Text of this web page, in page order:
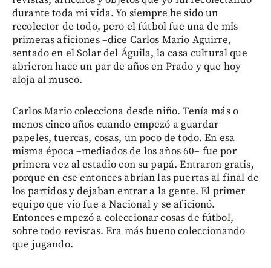
durante toda mi vida. Yo siempre he sido un
recolector de todo, pero el fútbol fue una de mis
primeras aficiones –dice Carlos Mario Aguirre,
sentado en el Solar del Águila, la casa cultural que
abrieron hace un par de años en Prado y que hoy
aloja al museo.
Carlos Mario colecciona desde niño. Tenía más o
menos cinco años cuando empezó a guardar
papeles, tuercas, cosas, un poco de todo. En esa
misma época –mediados de los años 60– fue por
primera vez al estadio con su papá. Entraron gratis,
porque en ese entonces abrían las puertas al final de
los partidos y dejaban entrar a la gente. El primer
equipo que vio fue a Nacional y se aficionó.
Entonces empezó a coleccionar cosas de fútbol,
sobre todo revistas. Era más bueno coleccionando
que jugando.